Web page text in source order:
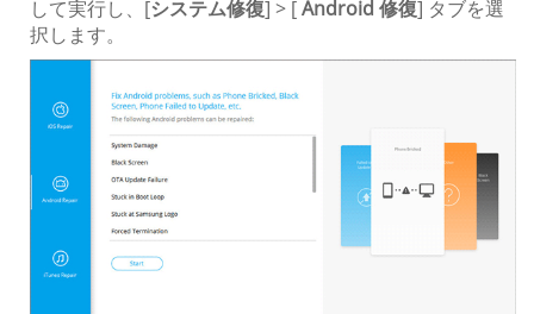
して実行し、[システム修復] > [Android 修復] タブを選
択します。